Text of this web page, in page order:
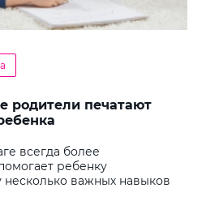
родители печатают
всегда более
ребенку
несколько важных навыков